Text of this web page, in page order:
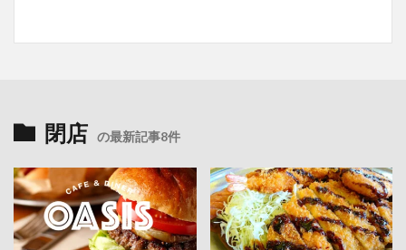
閉店 の最新記事8件